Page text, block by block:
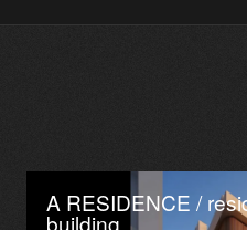
A RESIDENCE /
building